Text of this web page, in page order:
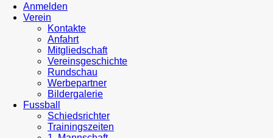
Anmelden
Verein
Kontakte
Anfahrt
Mitgliedschaft
Vereinsgeschichte
Rundschau
Werbepartner
Bildergalerie
Fussball
Schiedsrichter
Trainingszeiten